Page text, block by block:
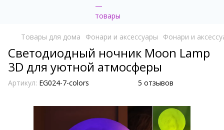
Товары для дома Фонари и аксессуары Фонари и
Светодиодный ночник Moon Lamp
3D для уютной атмосферы
Артикул: EG024-7-colors 5 отзывов